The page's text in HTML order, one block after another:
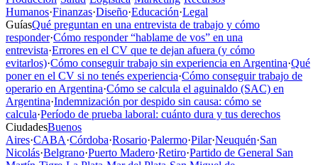
Humanos·Finanzas·Diseño·Educación·Legal
GuíasQué preguntan en una entrevista de trabajo y cómo
responder·Cómo responder “hablame de vos” en una
entrevista·Errores en el CV que te dejan afuera (y cómo
evitarlos)·Cómo conseguir trabajo sin experiencia en Argentina·Qué
poner en el CV si no tenés experiencia·Cómo conseguir trabajo de
operario en Argentina·Cómo se calcula el aguinaldo (SAC) en
Argentina·Indemnización por despido sin causa: cómo se
calcula·Período de prueba laboral: cuánto dura y tus derechos
CiudadesBuenos
Aires·CABA·Córdoba·Rosario·Palermo·Pilar·Neuquén·San
Nicolás·Belgrano·Puerto Madero·Retiro·Partido de General San